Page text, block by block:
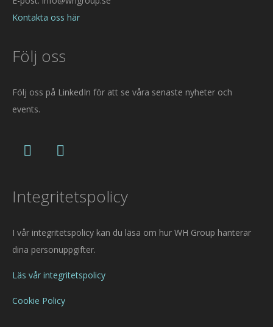
Kontakta oss här
Följ oss
Följ oss på LinkedIn för att se våra senaste nyheter och
events.
Integritetspolicy
I vår integritetspolicy kan du läsa om hur WH Group hanterar
dina personuppgifter.
Läs vår integritetspolicy
Cookie Policy